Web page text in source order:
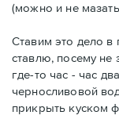
(можно и не
Ставим это дело в
ставлю, посему не
где-то час - час
черносливовой
прикрыть куском